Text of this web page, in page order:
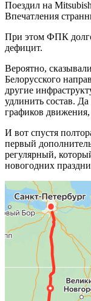
Поездил на
Впечатления
При этом ФПК
дефицит.
Вероятно,
Белорусского
другие
удлинить состав.
графиков
И вот спустя
первый
регулярный,
новогодних